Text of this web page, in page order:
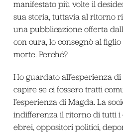
manifestato più volte il
sua storia, tuttavia al ritorno
una pubblicazione offerta
con cura, lo consegnò al
morte. Perché?
Ho guardato all’esperienza
capire se ci fossero tratti
l’esperienza di Magda. La
indifferenza il ritorno di tutti i
ebrei, oppositori politici,